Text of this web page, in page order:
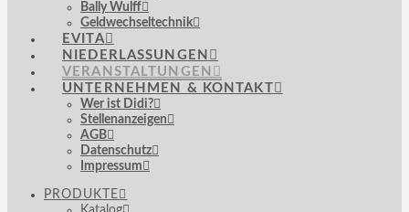
Bally Wulff
Geldwechseltechnik
EVITA
NIEDERLASSUNGEN
VERANSTALTUNGEN
UNTERNEHMEN & KONTAKT
Wer ist Didi?
Stellenanzeigen
AGB
Datenschutz
Impressum
PRODUKTE